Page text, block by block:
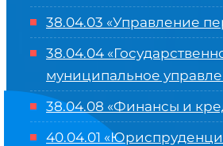
38.04.03 «Управление
38.04.04
муниципальное
38.04.08 «Финансы и
40.04.01